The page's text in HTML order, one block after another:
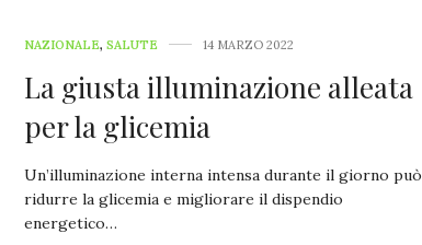
NAZIONALE, SALUTE 14 MARZO 2022
La giusta illuminazione alleata
per la glicemia
Un’illuminazione interna intensa durante il giorno può
ridurre la glicemia e migliorare il dispendio
energetico…